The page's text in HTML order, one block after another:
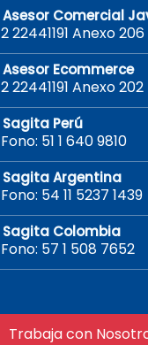
Asesor Comercial
2 22441191 Anexo 206
Asesor Ecommerce
2 22441191 Anexo 202
Sagita Perú
Fono: 51 1 640 9810
Sagita Argentina
Fono: 54 11 5237 1439
Sagita Colombia
Fono: 57 1 508 7652
Trabaja con